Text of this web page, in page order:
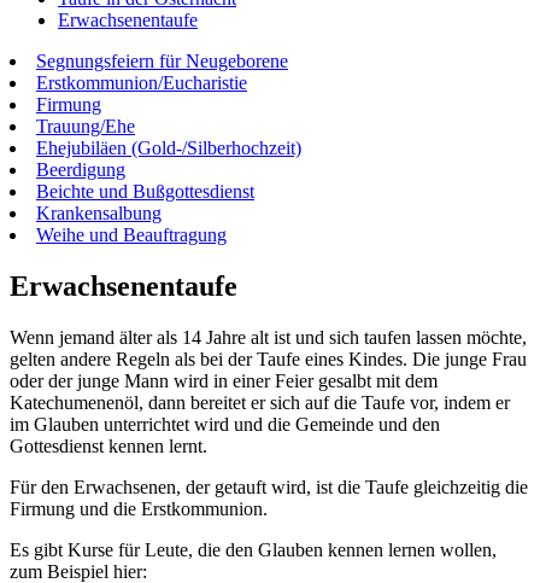
Erwachsenentaufe
Segnungsfeiern für Neugeborene
Erstkommunion/Eucharistie
Firmung
Trauung/Ehe
Ehejubiläen (Gold-/Silberhochzeit)
Beerdigung
Beichte und Bußgottesdienst
Krankensalbung
Weihe und Beauftragung
Erwachsenentaufe
Wenn jemand älter als 14 Jahre alt ist und sich taufen lassen möchte,
gelten andere Regeln als bei der Taufe eines Kindes. Die junge Frau
oder der junge Mann wird in einer Feier gesalbt mit dem
Katechumenenöl, dann bereitet er sich auf die Taufe vor, indem er
im Glauben unterrichtet wird und die Gemeinde und den
Gottesdienst kennen lernt.
Für den Erwachsenen, der getauft wird, ist die Taufe gleichzeitig die
Firmung und die Erstkommunion.
Es gibt Kurse für Leute, die den Glauben kennen lernen wollen,
zum Beispiel hier: